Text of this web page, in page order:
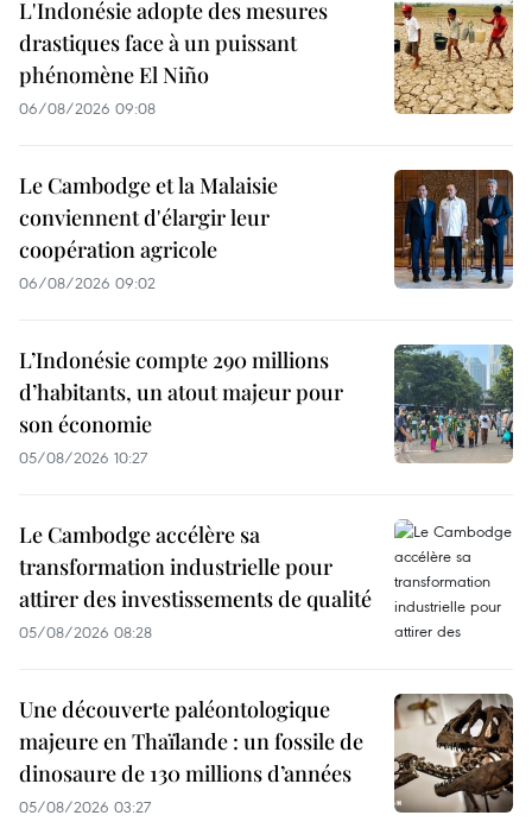
L'Indonésie adopte des mesures
drastiques face à un puissant
phénomène El Niño
06/08/2026 09:08
Le Cambodge et la Malaisie
conviennent d'élargir leur
coopération agricole
06/08/2026 09:02
L’Indonésie compte 290 millions
d’habitants, un atout majeur pour
son économie
05/08/2026 10:27
Le Cambodge accélère sa
transformation industrielle pour
attirer des investissements de qualité
05/08/2026 08:28
Une découverte paléontologique
majeure en Thaïlande : un fossile de
dinosaure de 130 millions d’années
05/08/2026 03:27